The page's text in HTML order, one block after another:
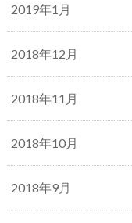
2019年1月
2018年12月
2018年11月
2018年10月
2018年9月